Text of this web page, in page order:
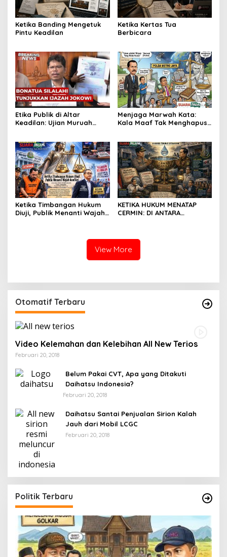
Ketika Banding Mengetuk
Pintu Keadilan
Ketika Kertas Tua
Berbicara
Etika Publik di Altar
Keadilan: Ujian Muruah
Menjaga Marwah Kata:
Kala Maaf Tak Menghapus
Ketika Timbangan Hukum
Diuji, Publik Menanti Wajah
KETIKA HUKUM MENATAP
CERMIN: DI ANTARA
View More
Otomatif Terbaru
Video Kelemahan dan Kelebihan All New Terios
Februari 20, 2018
Belum Pakai CVT, Apa yang Ditakuti
Daihatsu Indonesia?
Februari 20, 2018
Daihatsu Santai Penjualan Sirion Kalah
Jauh dari Mobil LCGC
Februari 20, 2018
Politik Terbaru